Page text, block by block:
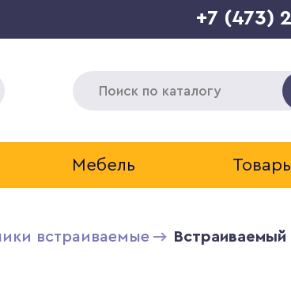
+7 (473)
Мебель
встраиваемые